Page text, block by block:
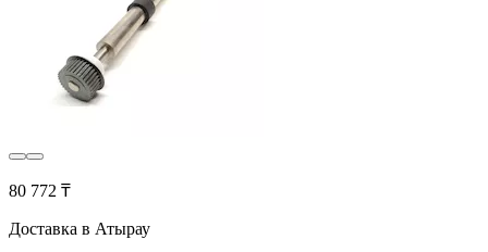
80 772 ₸
Доставка в Атырау